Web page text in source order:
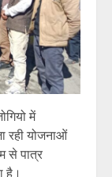
में
रही योजनाओं
से पात्र
है।